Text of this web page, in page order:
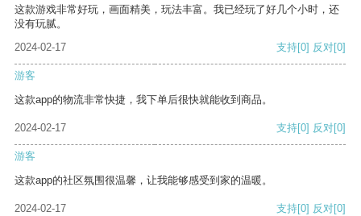
这款游戏非常好玩，画面精美，玩法丰富。我已经玩了好几个小时，还
没有玩腻。
2024-02-17
支持[0] 反对[0]
游客
这款app的物流非常快捷，我下单后很快就能收到商品。
2024-02-17 支持[0] 反对[0]
游客
这款app的社区氛围很温馨，让我能够感受到家的温暖。
2024-02-17 支持[0] 反对[0]